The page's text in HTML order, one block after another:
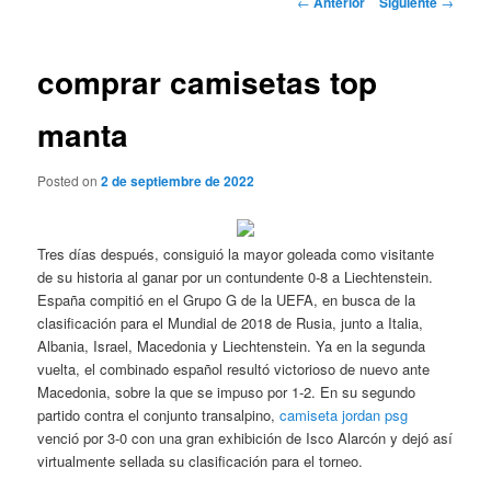
comprar camisetas top
manta
Posted on2 de septiembre de 2022
Tres días después, consiguió la mayor goleada como visitante
de su historia al ganar por un contundente 0-8 a Liechtenstein.
España compitió en el Grupo G de la UEFA, en busca de la
clasificación para el Mundial de 2018 de Rusia, junto a Italia,
Albania, Israel, Macedonia y Liechtenstein. Ya en la segunda
vuelta, el combinado español resultó victorioso de nuevo ante
Macedonia, sobre la que se impuso por 1-2. En su segundo
partido contra el conjunto transalpino,camiseta jordan psg
venció por 3-0 con una gran exhibición de Isco Alarcón y dejó así
virtualmente sellada su clasificación para el torneo.